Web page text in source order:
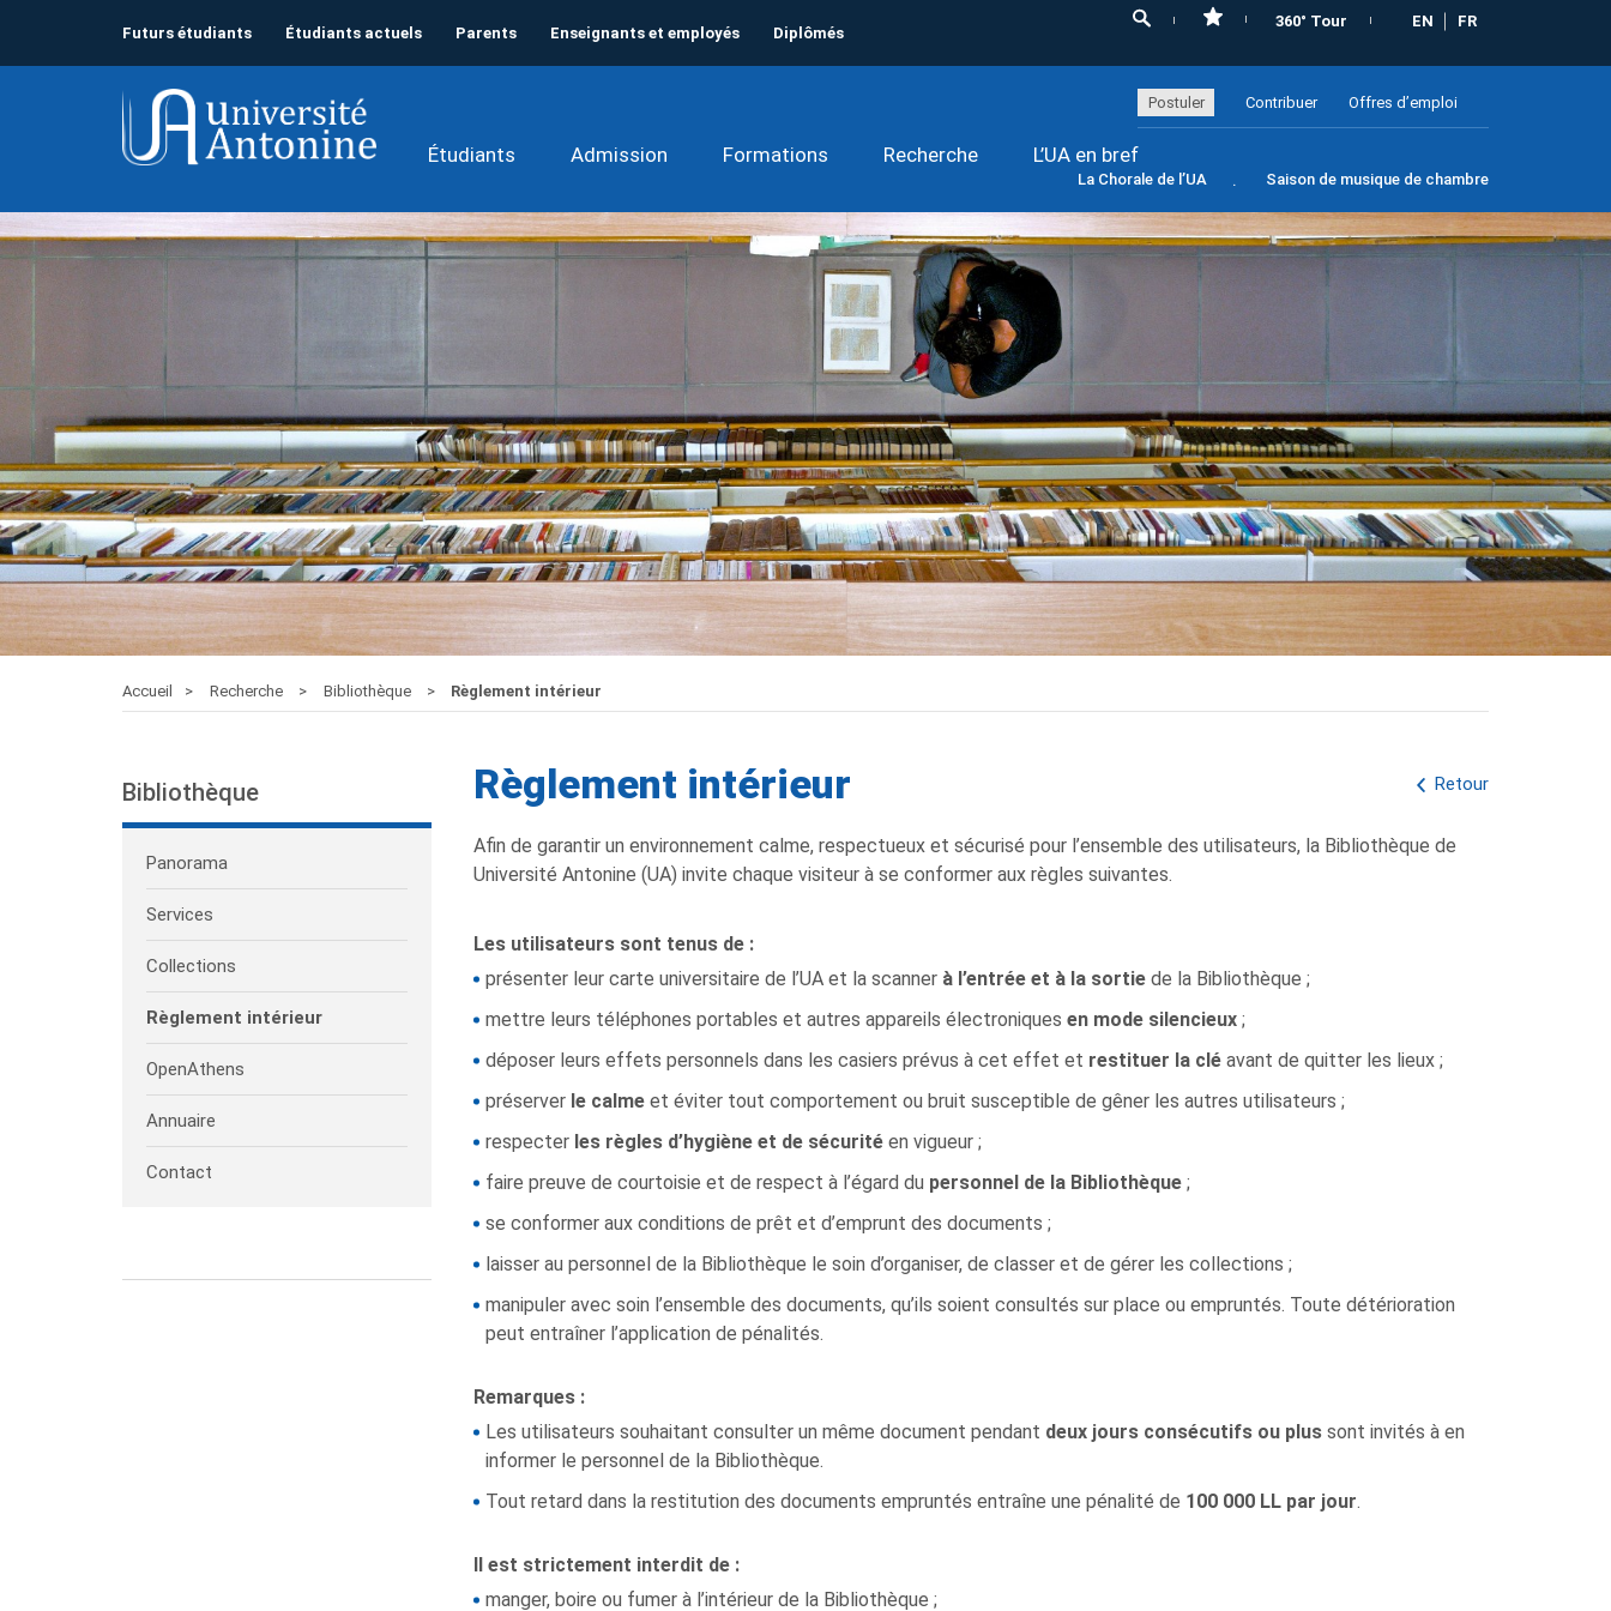
Futurs étudiants Étudiants actuels Parents Enseignants et employés Diplômés
360° Tour EN FR
Postuler Contribuer Offres d’emploi
Étudiants Admission Formations Recherche L’UA en bref
La Chorale de l’UA Saison de musique de chambre
Accueil Recherche Bibliothèque Règlement intérieur
Bibliothèque
Panorama
Services
Collections
Règlement intérieur
OpenAthens
Annuaire
Contact
Retour
Règlement intérieur
Afin de garantir un environnement calme, respectueux et sécurisé pour l’ensemble des utilisateurs, la Bibliothèque de
Université Antonine (UA) invite chaque visiteur à se conformer aux règles suivantes.
Les utilisateurs sont tenus de :
présenter leur carte universitaire de l’UA et la scanner à l’entrée et à la sortiede la Bibliothèque ;
mettre leurs téléphones portables et autres appareils électroniques en mode silencieux;
déposer leurs effets personnels dans les casiers prévus à cet effet et restituer la cléavant de quitter les lieux ;
préserver le calmeet éviter tout comportement ou bruit susceptible de gêner les autres utilisateurs ;
respecter les règles d’hygiène et de sécuritéen vigueur ;
faire preuve de courtoisie et de respect à l’égard du personnel de la Bibliothèque;
se conformer aux conditions de prêt et d’emprunt des documents ;
laisser au personnel de la Bibliothèque le soin d’organiser, de classer et de gérer les collections ;
manipuler avec soin l’ensemble des documents, qu’ils soient consultés sur place ou empruntés. Toute détérioration
peut entraîner l’application de pénalités.
Remarques :
Les utilisateurs souhaitant consulter un même document pendant deux jours consécutifs ou plus sont invités à en
informer le personnel de la Bibliothèque.
Tout retard dans la restitution des documents empruntés entraîne une pénalité de 100 000 LL par jour.
Il est strictement interdit de :
manger, boire ou fumer à l’intérieur de la Bibliothèque ;